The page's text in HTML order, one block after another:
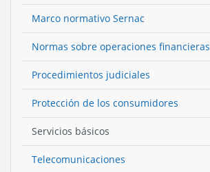
Marco normativo Sernac
Normas sobre operaciones financieras
Procedimientos judiciales
Protección de los consumidores
Servicios básicos
Telecomunicaciones